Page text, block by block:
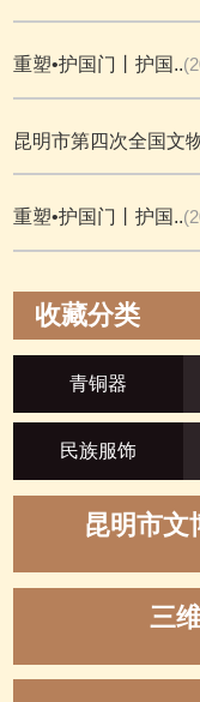
重塑•护国门丨护国..
昆明市第四次全国文
重塑•护国门丨护国..
收藏分类
青铜器
民族服饰
昆明市文
三